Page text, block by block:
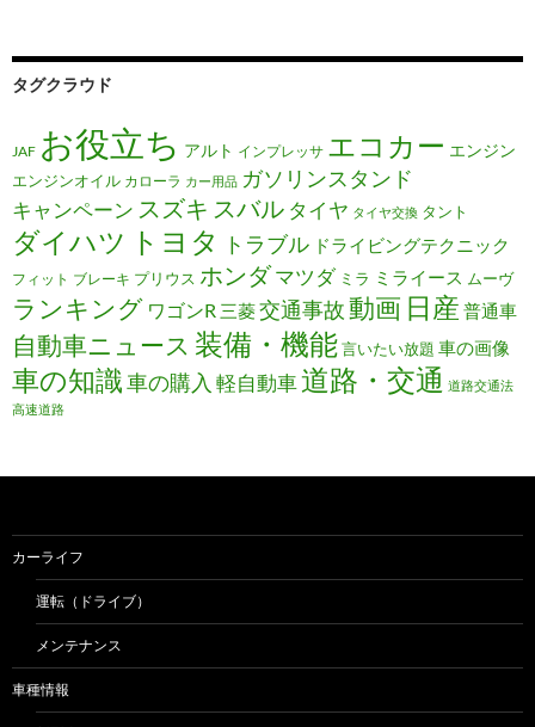
タグクラウド
JAF お役立ち アルト インプレッサ エコカー エンジン
エンジンオイル カローラ カー用品 ガソリンスタンド
キャンペーン スズキ スバル タイヤ タイヤ交換 タント
ダイハツ トヨタ トラブル ドライビングテクニック
フィット ブレーキ プリウス ホンダマツダ ミラ ミライース ムーヴ
ランキング ワゴンR 三菱交通事故動画 日産 普通車
自動車ニュース 装備・機能言いたい放題 車の画像
車の知識車の購入 軽自動車道路・交通 道路交通法
高速道路
カーライフ
運転（ドライブ）
メンテナンス
車種情報